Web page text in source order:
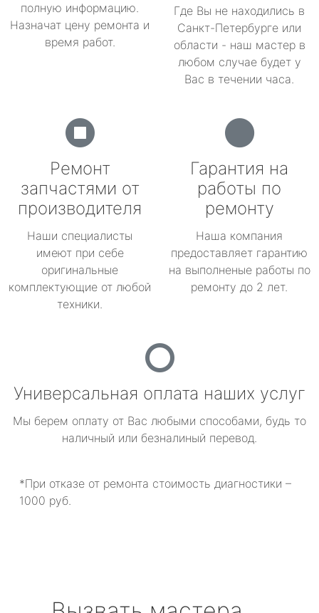
полную информацию.
Назначат цену ремонта и
время работ.
Где Вы не находились в
Санкт-Петербурге или
области - наш мастер в
любом случае будет у
Вас в течении часа.
Ремонт
запчастями от
производителя
Наши специалисты
имеют при себе
оригинальные
комплектующие от любой
техники.
Гарантия на
работы по
ремонту
Наша компания
предоставляет гарантию
на выполненые работы по
ремонту до 2 лет.
Универсальная оплата наших услуг
Мы берем оплату от Вас любыми способами, будь то
наличный или безналиный перевод.
*При отказе от ремонта стоимость диагностики –
1000 руб.